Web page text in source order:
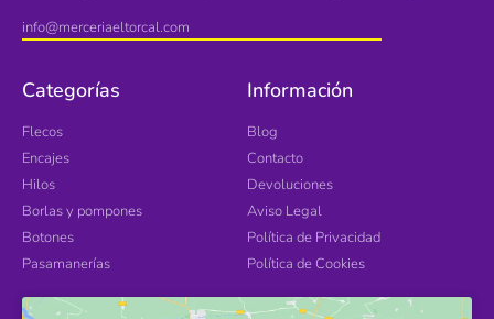
info@merceriaeltorcal.com
Categorías
Flecos
Encajes
Hilos
Borlas y pompones
Botones
Pasamanerías
Información
Blog
Contacto
Devoluciones
Aviso Legal
Política de Privacidad
Política de Cookies